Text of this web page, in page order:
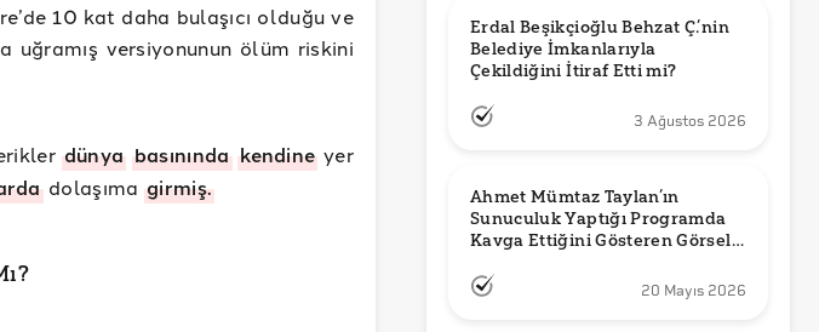
10 kat daha bulaşıcı olduğu ve
uğramış versiyonunun ölüm riskini
dünya basınında kendine yer
dolaşımagirmiş.
Erdal Beşikçioğlu Behzat Ç.’nin
Belediye İmkanlarıyla
3 Ağustos 2026
Ahmet Mümtaz Taylan’ın
Sunuculuk Yaptığı Programda
Kavga Ettiğini Gösteren Görsel
20 Mayıs 2026